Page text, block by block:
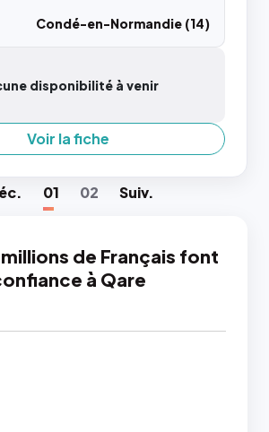
Condé-en-Normandie (14)
disponibilité à venir
Voir la fiche
. 01 02 Suiv.
millions de Français font
à Qare